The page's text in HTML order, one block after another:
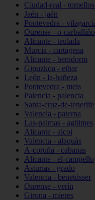
Ciudad-real -
Jaén - jaén
Pontevedra -
Ourense - o-carballiño
Alicante - teulada
Murcia - cartagena
Alicante - benidorm
Gipuzkoa - eibar
León - la-bañeza
Pontevedra - meis
Palencia - palencia
Santa-cruz-de-
Valencia - paterna
Las-palmas - agüimes
Alicante - alcoi
Valencia - alaquàs
A-coruña - cabanas
Alicante - el-campello
Asturias - grado
Valencia - benetússer
Ourense - verín
Girona - mieres